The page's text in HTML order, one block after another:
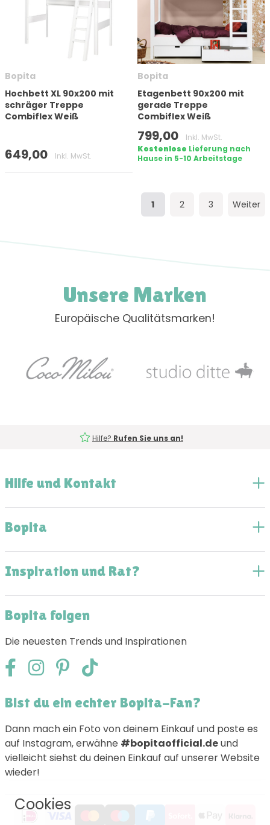
Bopita
Hochbett XL 90x200 mit
schräger Treppe
Combiflex Weiß
649,00 Inkl. MwSt.
Bopita
Etagenbett 90x200 mit
gerade Treppe
Combiflex Weiß
799,00
Inkl. MwSt.
Kostenlose Lieferung nach
Hause in 5-10 Arbeitstage
1 2 3 Weiter
Unsere Marken
Europäische Qualitätsmarken!
Hilfe? Rufen Sie uns an!
Hilfe und Kontakt
Bopita
Inspiration und Rat?
Bopita folgen
Die neuesten Trends und Inspirationen
Bist du ein echter Bopita-Fan?
Dann mach ein Foto von deinem Einkauf und poste es
auf Instagram, erwähne #bopitaofficial.deund
vielleicht siehst du deinen Einkauf auf unserer Website
wieder!
Cookies